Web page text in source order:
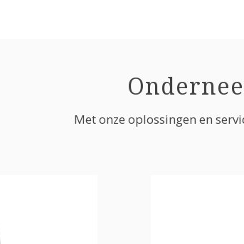
Met onze oplossingen en